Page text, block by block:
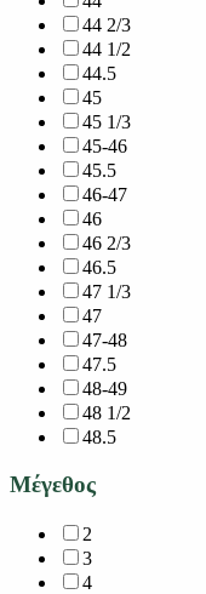
44 2/3
44 1/2
44.5
45
45 1/3
45-46
45.5
46-47
46
46 2/3
46.5
47 1/3
47
47-48
47.5
48-49
48 1/2
48.5
Μέγεθος
2
3
4